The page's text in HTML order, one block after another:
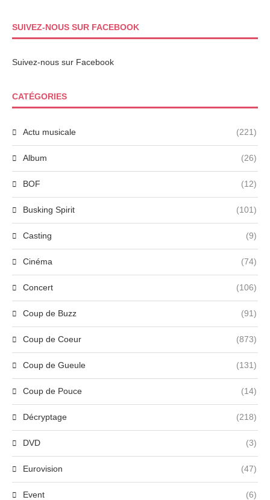
SUIVEZ-NOUS SUR FACEBOOK
Suivez-nous sur Facebook
CATÉGORIES
Actu musicale (221)
Album (26)
BOF (12)
Busking Spirit (101)
Casting (9)
Cinéma (74)
Concert (106)
Coup de Buzz (91)
Coup de Coeur (873)
Coup de Gueule (131)
Coup de Pouce (14)
Décryptage (218)
DVD (3)
Eurovision (47)
Event (6)